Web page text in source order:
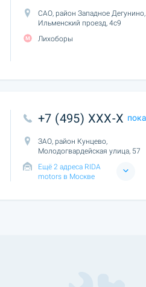
САО, район Западное Дегунино,
Ильменский проезд, 4с9
Лихоборы
+7 (495) XXX-X
ЗАО, район Кунцево,
Молодогвардейская улица, 57
Ещё 2 адреса RIDA
motors в Москве